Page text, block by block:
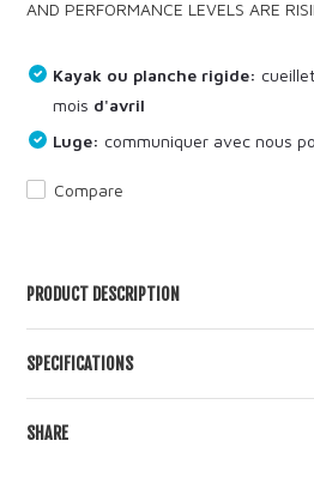
AND PERFORMANCE LEVELS ARE
Kayak ou planche rigide:
mois d'avril
Luge: communiquer avec nous
Compare
PRODUCT DESCRIPTION
SPECIFICATIONS
SHARE